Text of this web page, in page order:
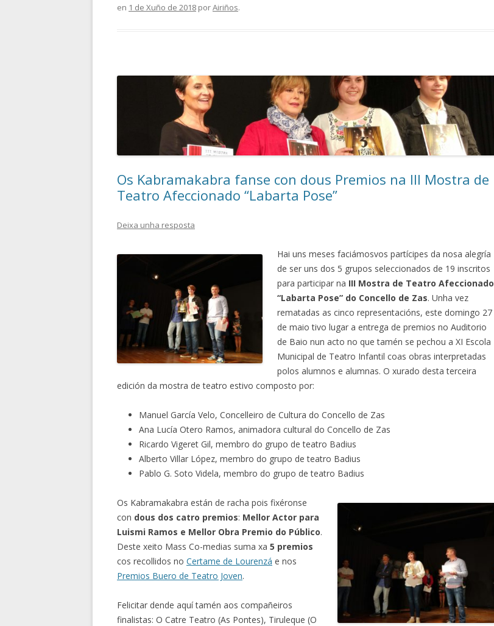
en 1 de Xuño de 2018 porAiriños.
Os Kabramakabra fanse con dous Premios na III Mostra de
Teatro Afeccionado “Labarta Pose”
Deixa unha resposta
Hai uns meses faciámosvos partícipes da nosa alegría
de ser uns dos 5 grupos seleccionados de 19 inscritos
para participar na III Mostra de Teatro Afeccionado
“Labarta Pose” do Concello de Zas. Unha vez
rematadas as cinco representacións, este domingo 27
de maio tivo lugar a entrega de premios no Auditorio
de Baio nun acto no que tamén se pechou a XI Escola
Municipal de Teatro Infantil coas obras interpretadas
polos alumnos e alumnas. O xurado desta terceira
edición da mostra de teatro estivo composto por:
Manuel García Velo, Concelleiro de Cultura do Concello de Zas
Ana Lucía Otero Ramos, animadora cultural do Concello de Zas
Ricardo Vigeret Gil, membro do grupo de teatro Badius
Alberto Villar López, membro do grupo de teatro Badius
Pablo G. Soto Videla, membro do grupo de teatro Badius
Os Kabramakabra están de racha pois fixéronse
con dous dos catro premios: Mellor Actor para
Luismi Ramos e Mellor Obra Premio do Público.
Deste xeito Mass Co-medias suma xa 5 premios
cos recollidos no Certame de Lourenzá e nos
Premios Buero de Teatro Joven.
Felicitar dende aquí tamén aos compañeiros
finalistas: O Catre Teatro (As Pontes), Tiruleque (O